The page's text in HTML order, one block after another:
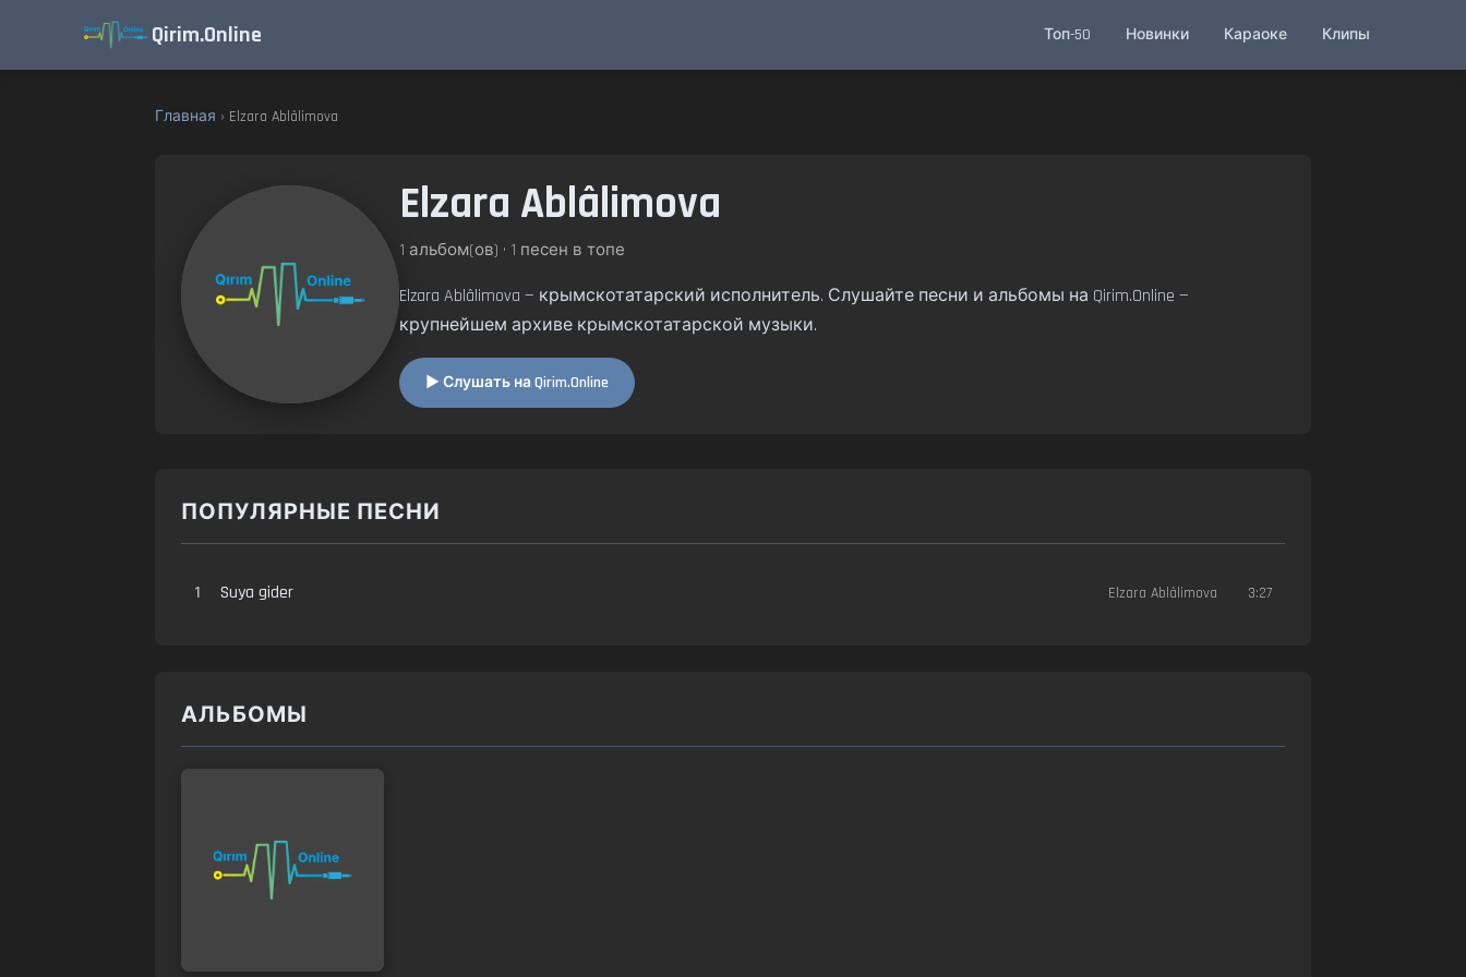
Qirim.Online Топ-50 Новинки Караоке Клипы
Главная › Elzara Ablâlimova
Elzara Ablâlimova
1 альбом(ов) • 1 песен в топе
Elzara Ablâlimova — крымскотатарский исполнитель. Слушайте песни и альбомы на Qirim.Online —
крупнейшем архиве крымскотатарской музыки.
▶ Слушать на Qirim.Online
ПОПУЛЯРНЫЕ ПЕСНИ
1 Suya gider Elzara Ablâlimova 3:27
АЛЬБОМЫ